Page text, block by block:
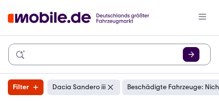
Filter Dacia Sandero iii Beschädigte Fahrzeuge: